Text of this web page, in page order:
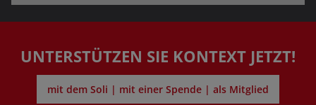
UNTERSTÜTZEN SIE KONTEXT JETZT!
mit dem Soli | mit einer Spende | als Mitglied